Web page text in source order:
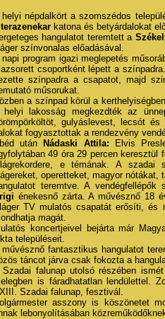
helyi népdalkört a szomszédos
katona és betyárdalokat
hangulatot teremtett a
színvonalas előadásával.
napi program igazi meglepetés
csoportként lépett a
színpadra a csapatot, majd
műsorukat.
a színpad körül a
lakosság megkezdték az
gulyáslevest, lecsót
fogyasztottak a rendezvény
után
Nádaski Attila: Elvis
49 óra 29 percen
e témának. A szadai
operetteket, magyor nótákat,
teremtve. A
énekesnő zárta. A művésznő 18
TV mulatós csapatát erősíti, és
magát.
koncertjeivel bejárta már
településeit.
művésznő fantasztikus hangulatot
táncot járva csak fokozta a
Szadai falunap utolsó részében
is fáradhatatlan lendülettel.
Szadai falunap, fesztivál.
asszony is köszönetet
lebonyolításában